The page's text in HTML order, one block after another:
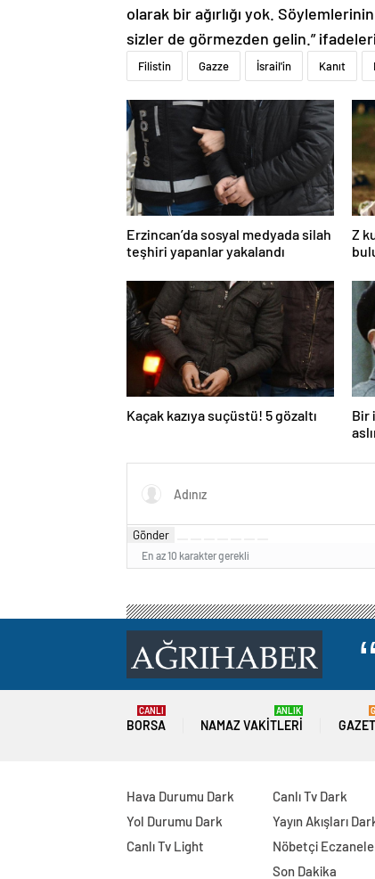
olarak bir ağırlığı yok.
sizler de görmezden gelin.”
Filistin Gazze İsrail'in Kanıt
Erzincan’da sosyal medyada silah
teşhiri yapanlar yakalandı
Z
Kaçak kazıya suçüstü! 5 gözaltı
Bir
Gönder
En az 10 karakter gerekli
BORSA
CANLI
NAMAZ VAKITLERI
ANLIK
Hava Durumu Dark
Yol Durumu Dark
Canlı Tv Light
Canlı Tv Dark
Yayın Akışları
Nöbetçi
Son Dakika